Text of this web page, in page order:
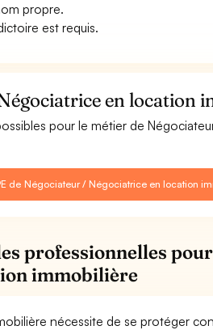
propre.
est requis.
en location
pour le métier de
de Négociateur / Négociatrice en location
professionnelles
immobilière
nécessite de se protéger